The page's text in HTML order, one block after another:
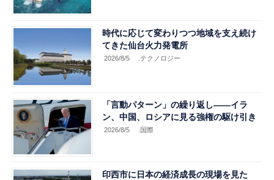
時代に応じて変わりつつ地域を支え続け
てきた仙台火力発電所
2026/8/5 .テクノロジー
「言動パターン」の繰り返し――イラ
ン、中国、ロシアに見る強権の駆け引き
2026/8/5 .国際
印西市に日本の経済成長の現場を見た